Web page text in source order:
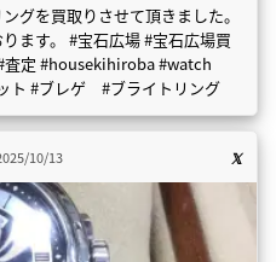
グを買取りさせて頂きました。
ます。 #宝石広場 #宝石広場買
査定 #housekihiroba #watch
ト #ブレゲ #ブライトリング
10/13